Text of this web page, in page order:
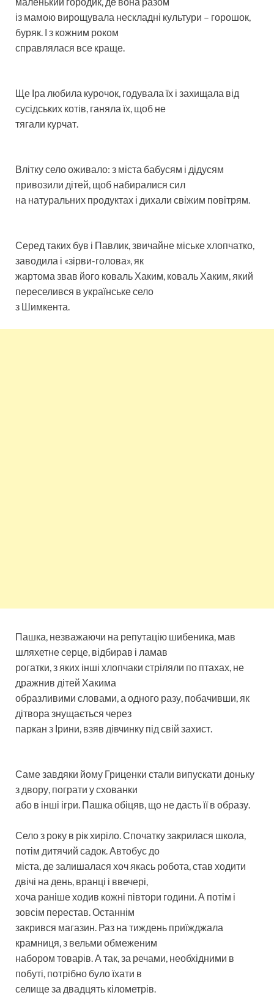
із мамою вирощувала нескладні культури – горошок,
буряк. І з кожним роком
справлялася все краще.
Ще Іра любила курочок, годувала їх і захищала від
сусідських котів, ганяла їх, щоб не
тягали курчат.
Влітку село оживало: з міста бабусям і дідусям
привозили дітей, щоб набиралися сил
на натуральних продуктах і дихали свіжим повітрям.
Серед таких був і Павлик, звичайне міське хлопчатко,
заводила і «зірви-голова», як
жартома звав його коваль Хаким, коваль Хаким, який
переселився в українське село
з Шимкента.
Пашка, незважаючи на репутацію шибеника, мав
шляхетне серце, відбирав і ламав
рогатки, з яких інші хлопчаки стріляли по птахах, не
дражнив дітей Хакима
образливими словами, а одного разу, побачивши, як
дітвора знущається через
паркан з Ірини, взяв дівчинку під свій захист.
Саме завдяки йому Гриценки стали випускати доньку
з двору, пограти у схованки
або в інші ігри. Пашка обіцяв, що не дасть її в образу.
Село з року в рік хиріло. Спочатку закрилася школа,
потім дитячий садок. Автобус до
міста, де залишалася хоч якась робота, став ходити
двічі на день, вранці і ввечері,
хоча раніше ходив кожні півтори години. А потім і
зовсім перестав. Останнім
закрився магазин. Раз на тиждень приїжджала
крамниця, з вельми обмеженим
набором товарів. А так, за речами, необхідними в
побуті, потрібно було їхати в
селище за двадцять кілометрів.